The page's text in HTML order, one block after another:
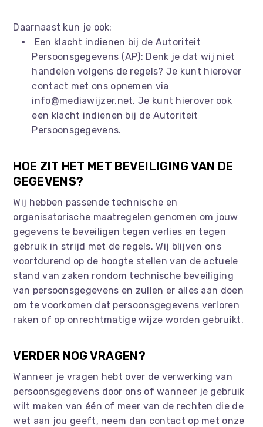
Daarnaast kun je ook:
Een klacht indienen bij de Autoriteit
Persoonsgegevens (AP): Denk je dat wij niet
handelen volgens de regels? Je kunt hierover
contact met ons opnemen via
info@mediawijzer.net. Je kunt hierover ook
een klacht indienen bij de Autoriteit
Persoonsgegevens.
HOE ZIT HET MET BEVEILIGING VAN DE
GEGEVENS?
Wij hebben passende technische en
organisatorische maatregelen genomen om jouw
gegevens te beveiligen tegen verlies en tegen
gebruik in strijd met de regels. Wij blijven ons
voortdurend op de hoogte stellen van de actuele
stand van zaken rondom technische beveiliging
van persoonsgegevens en zullen er alles aan doen
om te voorkomen dat persoonsgegevens verloren
raken of op onrechtmatige wijze worden gebruikt.
VERDER NOG VRAGEN?
Wanneer je vragen hebt over de verwerking van
persoonsgegevens door ons of wanneer je gebruik
wilt maken van één of meer van de rechten die de
wet aan jou geeft, neem dan contact op met onze